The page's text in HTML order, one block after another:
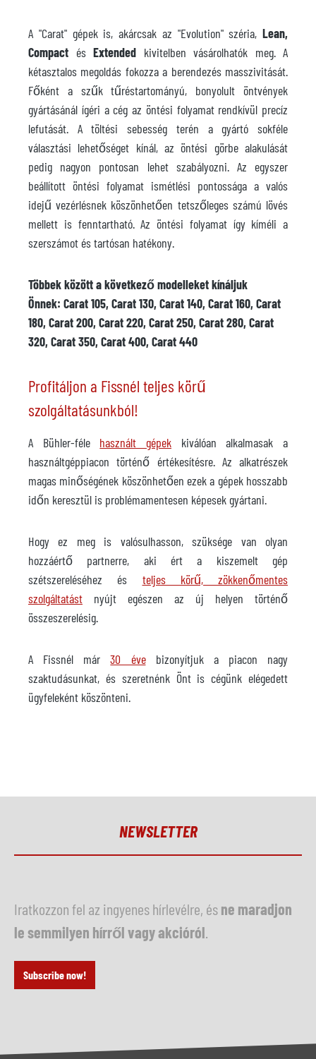
A "Carat" gépek is, akárcsak az "Evolution" széria, Lean,
Compact és Extended kivitelben vásárolhatók meg. A
kétasztalos megoldás fokozza a berendezés masszivitását.
Főként a szűk tűréstartományú, bonyolult öntvények
gyártásánál ígéri a cég az öntési folyamat rendkívül precíz
lefutását. A töltési sebesség terén a gyártó sokféle
választási lehetőséget kínál, az öntési görbe alakulását
pedig nagyon pontosan lehet szabályozni. Az egyszer
beállított öntési folyamat ismétlési pontossága a valós
idejű vezérlésnek köszönhetően tetszőleges számú lövés
mellett is fenntartható. Az öntési folyamat így kíméli a
szerszámot és tartósan hatékony.
Többek között a következő modelleket kínáljuk
Önnek: Carat 105, Carat 130, Carat 140, Carat 160, Carat
180, Carat 200, Carat 220, Carat 250, Carat 280, Carat
320, Carat 350, Carat 400, Carat 440
Profitáljon a Fissnél teljes körű
szolgáltatásunkból!
A Bühler-féle használt gépek kiválóan alkalmasak a
használtgéppiacon történő értékesítésre. Az alkatrészek
magas minőségének köszönhetően ezek a gépek hosszabb
időn keresztül is problémamentesen képesek gyártani.
Hogy ez meg is valósulhasson, szüksége van olyan
hozzáértő partnerre, aki ért a kiszemelt gép
szétszereléséhez és teljes körű, zökkenőmentes
szolgáltatást nyújt egészen az új helyen történő
összeszerelésig.
A Fissnél már30 évebizonyítjuk a piacon nagy
szaktudásunkat, és szeretnénk Önt is cégünk elégedett
ügyfeleként köszönteni.
NEWSLETTER
Iratkozzon fel az ingyenes hírlevélre, ésne maradjon
le semmilyen hírről vagy akcióról
Subscribe now!